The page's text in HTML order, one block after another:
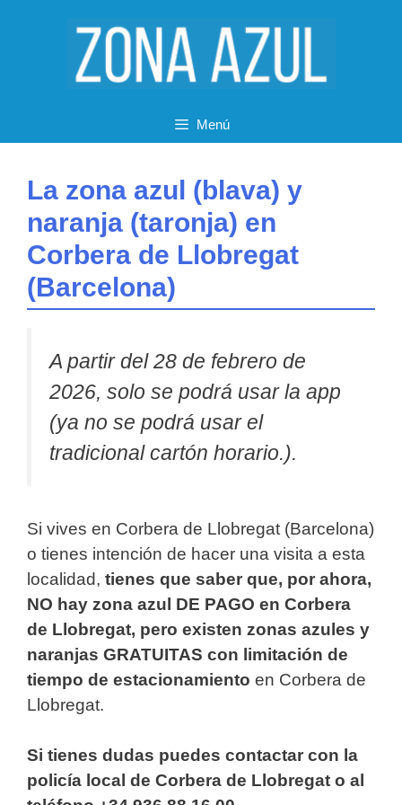
Menú
La zona azul (blava) y
naranja (taronja) en
Corbera de Llobregat
(Barcelona)
A partir del 28 de febrero de
2026, solo se podrá usar la app
(ya no se podrá usar el
tradicional cartón horario.).
Si vives en Corbera de Llobregat (Barcelona)
o tienes intención de hacer una visita a esta
localidad, tienes que saber que, por ahora,
NO hay zona azul DE PAGO en Corbera
de Llobregat, pero existen zonas azules y
naranjas GRATUITAS con limitación de
tiempo de estacionamiento en Corbera de
Llobregat.
Si tienes dudas puedes contactar con la
policía local de Corbera de Llobregat o al